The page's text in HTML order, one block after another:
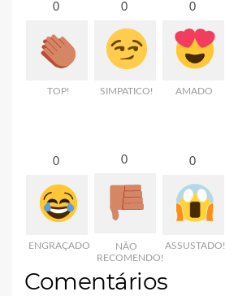
0
TOP!
0
SIMPATICO!
0
AMADO
0
ENGRAÇADO
0
NÃO
RECOMENDO!
0
ASSUSTADO!
Comentários